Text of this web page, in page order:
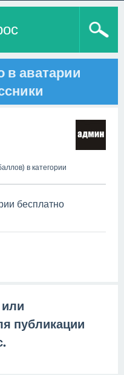
в аватарии
в категории
бесплатно
или
публикации